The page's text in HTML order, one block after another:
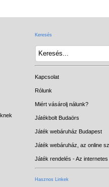
Keresés
Kapcsolat
Rólunk
Miért vásárolj nálunk?
Játékbolt Budaörs
Játék webáruház Budapest
Játék webáruház, az online
Játék rendelés - Az
Hasznos Linkek